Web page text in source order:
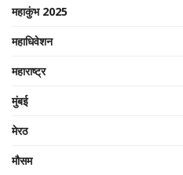
महाकुंभ 2025
महाधिवेशन
महाराष्ट्र
मुंबई
मेरठ
मौसम